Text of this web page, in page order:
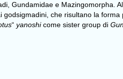
Gundamidae e Mazingomorpha.
godsigmadini, che risultano la forma
“ yanoshi come sister group di